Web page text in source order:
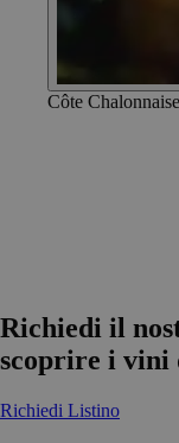
Côte
Richiedi il
scoprire i vini
Richiedi Listino